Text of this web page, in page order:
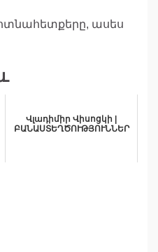
ասես
Վլադիմիր Վիսոցկի |
ԲԱՆԱՍՏԵՂԾՈՒԹՅՈՒՆՆԵՐ